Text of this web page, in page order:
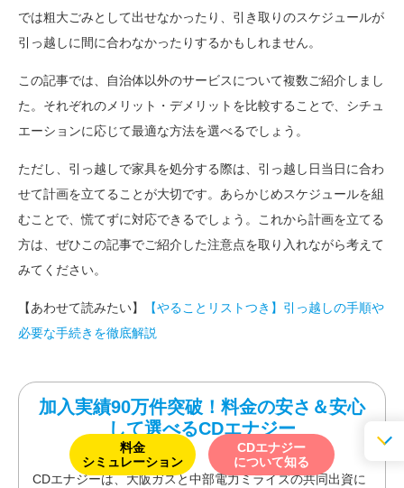
では粗大ごみとして出せなかったり、引き取りのスケジュールが
引っ越しに間に合わなかったりするかもしれません。
この記事では、自治体以外のサービスについて複数ご紹介しまし
た。それぞれのメリット・デメリットを比較することで、シチュ
エーションに応じて最適な方法を選べるでしょう。
ただし、引っ越しで家具を処分する際は、引っ越し日当日に合わ
せて計画を立てることが大切です。あらかじめスケジュールを組
むことで、慌てずに対応できるでしょう。これから計画を立てる
方は、ぜひこの記事でご紹介した注意点を取り入れながら考えて
みてください。
【あわせて読みたい】
【やることリストつき】引っ越しの手順や
必要な手続きを徹底解説
加入実績90万件突破！料金の安さ＆安心
して選べるCDエナジー
CDエナジーは、大阪ガスと中部電力ミライズの共同出資に
料金
シミュレーション
CDエナジー
について知る